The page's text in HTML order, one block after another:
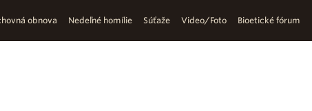
obnova Nedeľné homílie Súťaže Video/Foto Bioetické fórum